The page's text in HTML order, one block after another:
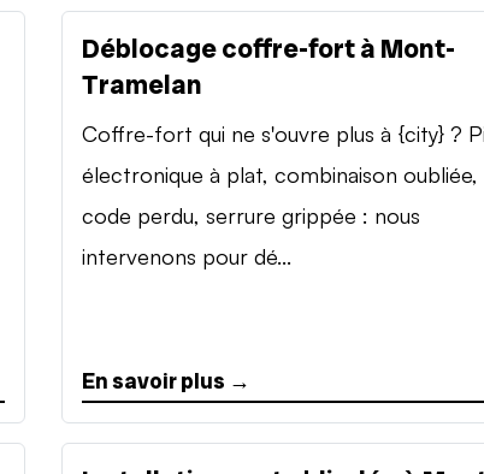
Déblocage coffre-fort à Mont-
Tramelan
Coffre-fort qui ne s'ouvre plus à {city} ?
électronique à plat, combinaison oubliée,
code perdu, serrure grippée : nous
intervenons pour dé...
En savoir plus →